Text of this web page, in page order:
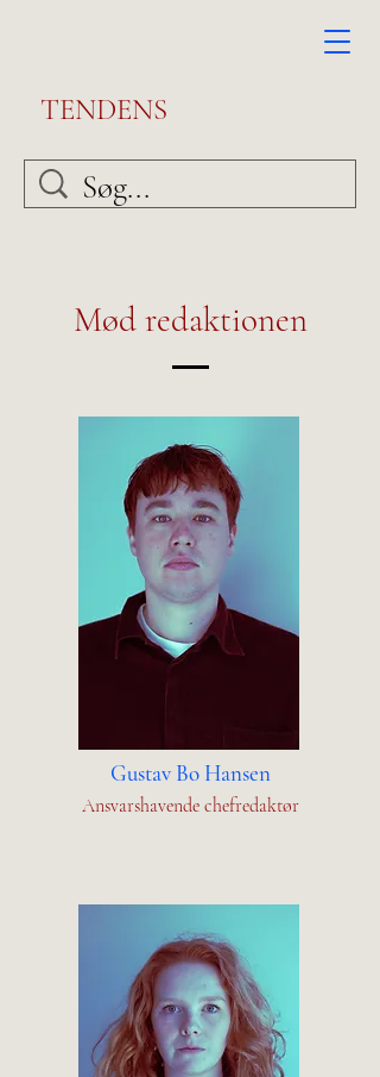
TENDENS
Mød redaktionen
Gustav Bo Hansen
Ansvarshavende chefredaktør